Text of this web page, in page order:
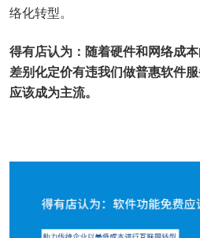
络化转型。
得有店认为：随着硬件和网络成
差别化定价有违我们做普惠软件
应该成为主流。